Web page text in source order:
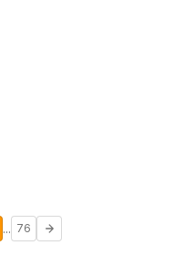
... 76